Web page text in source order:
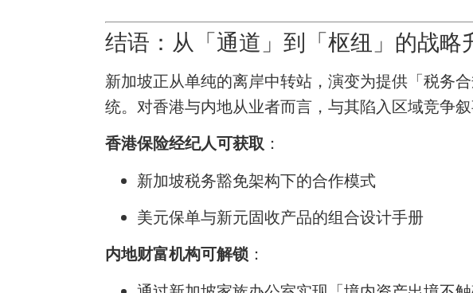
结语：从「通道」到「枢纽」的战略
新加坡正从单纯的离岸中转站，演变为提供「税务
统。对香港与内地从业者而言，与其陷入区域竞争
香港保险经纪人可获取 ：
新加坡税务豁免架构下的合作模式
美元保单与新元固收产品的组合设计手册
内地财富机构可解锁 ：